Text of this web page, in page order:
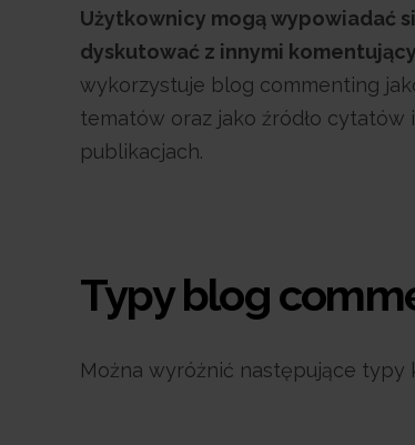
Użytkownicy mogą wypowiadać
dyskutować z innymi
wykorzystuje blog commenting
tematów oraz jako źródło
publikacjach.
Typy blog
Można wyróżnić następujące typy